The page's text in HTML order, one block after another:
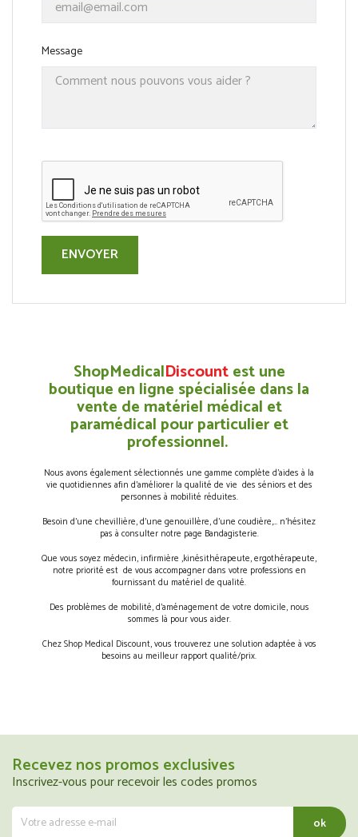
Message
ShopMedicalDiscountest une
boutique en ligne spécialisée dans la
vente de matériel médical et
paramédical pour particulier et
professionnel.
Nous avons également sélectionnés une gamme complète d’aides à la
vie quotidiennes afin d’améliorer la qualité de vie des séniors et des
personnes à mobilité réduites.
Besoin d’une chevillière, d’une genouillère, d’une coudière,… n’hésitez
pas à consulter notre page Bandagisterie.
Que vous soyez médecin, infirmière ,kinésithérapeute, ergothérapeute,
notre priorité est de vous accompagner dans votre professions en
fournissant du matériel de qualité.
Des problèmes de mobilité, d’aménagement de votre domicile, nous
sommes là pour vous aider.
Chez Shop Medical Discount, vous trouverez une solution adaptée à vos
besoins au meilleur rapport qualité/prix.
Recevez nos promos exclusives
Inscrivez-vous pour recevoir les codes promos